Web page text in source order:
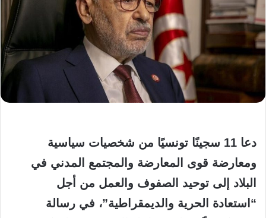
دعا 11 سجينًا تونسيًا من شخصيات سياسية
ومعارضة قوى المعارضة والمجتمع المدني في
البلاد إلى توحيد الصفوف والعمل من أجل
“استعادة الحرية والديمقراطية”، في رسالة